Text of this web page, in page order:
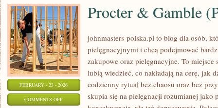
FEBRUARY - 23 - 2026
COMMENTS OFFON
Procter & Gamble
johnmasters-polska.pl to blog dla osób,
pielęgnacyjnymi i chcą podejmować
zakupowe oraz pielęgnacyjne. To
lubią wiedzieć, co nakładają na cerę, jak
codzienny rytuał bez chaosu oraz bez
skupia się na pielęgnacji rozumianej jako